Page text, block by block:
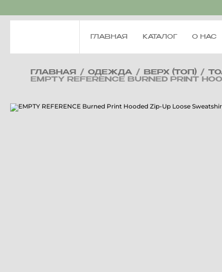
ГЛАВНАЯ КАТАЛОГ О НАС
ГЛАВНАЯ / ОДЕЖДА / ВЕРХ (ТОП) /
EMPTY REFERENCE BURNED PRINT